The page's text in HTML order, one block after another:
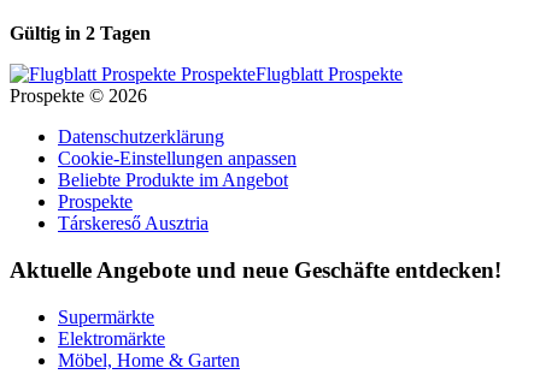
Gültig in 2 Tagen
Flugblatt Prospekte
Prospekte © 2026
Datenschutzerklärung
Cookie-Einstellungen anpassen
Beliebte Produkte im Angebot
Prospekte
Társkereső Ausztria
Aktuelle Angebote und neue Geschäfte entdecken!
Supermärkte
Elektromärkte
Möbel, Home & Garten